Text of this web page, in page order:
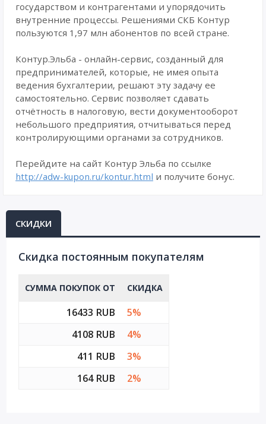
государством и контрагентами и упорядочить
внутренние процессы. Решениями СКБ Контур
пользуются 1,97 млн абонентов по всей стране.
Контур.Эльба - онлайн-сервис, созданный для
предпринимателей, которые, не имея опыта
ведения бухгалтерии, решают эту задачу ее
самостоятельно. Сервис позволяет сдавать
отчётность в налоговую, вести документооборот
небольшого предприятия, отчитываться перед
контролирующими органами за сотрудников.
Перейдите на сайт Контур Эльба по ссылке
http://adw-kupon.ru/kontur.html и получите бонус.
СКИДКИ
Cкидка постоянным покупателям
СУММА ПОКУПОК ОТ СКИДКА
16433 RUB
5%
4108 RUB
4%
411 RUB
3%
164 RUB
2%